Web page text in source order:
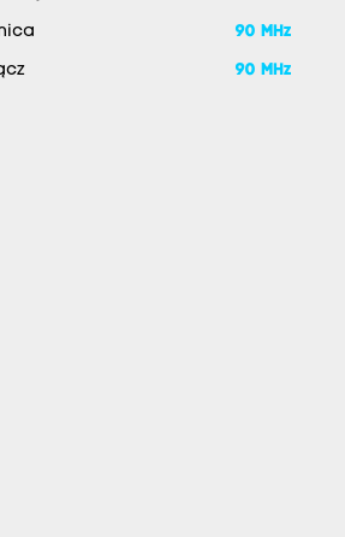
90 MHz
90 MHz